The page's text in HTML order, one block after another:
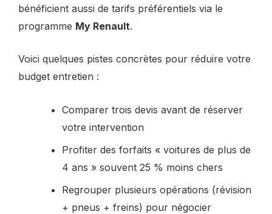
bénéficient aussi de tarifs préférentiels via le
programme My Renault.
Voici quelques pistes concrètes pour réduire votre
budget entretien :
Comparer trois devis avant de réserver
votre intervention
Profiter des forfaits « voitures de plus de
4 ans » souvent 25 % moins chers
Regrouper plusieurs opérations (révision
+ pneus + freins) pour négocier